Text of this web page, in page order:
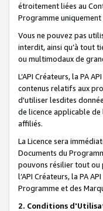
étroitement liées au
Programme
Vous ne pouvez pas
interdit, ainsi qu’à tout
ou multimodaux de
L’API Créateurs, la PA
contenus relatifs aux
d'utiliser lesdites
de licence applicable de
affiliés.
La Licence sera
Documents du
pouvons résilier tout ou
l’API Créateurs, la PA
Programme et des
2. Conditions